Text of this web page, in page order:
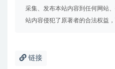
采集、发布本站内容到任何网站
站内容侵犯了原著者的合法权益
链接